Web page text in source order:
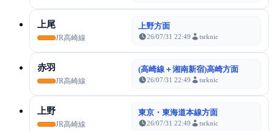
上尾
JR高崎線
上野方面
26/07/31 22:49 tsrknic
赤羽
JR高崎線
(高崎線＋湘南新宿)高崎方面
26/07/31 22:49 tsrknic
上野
JR高崎線
東京・東海道本線方面
26/07/31 22:49 tsrknic